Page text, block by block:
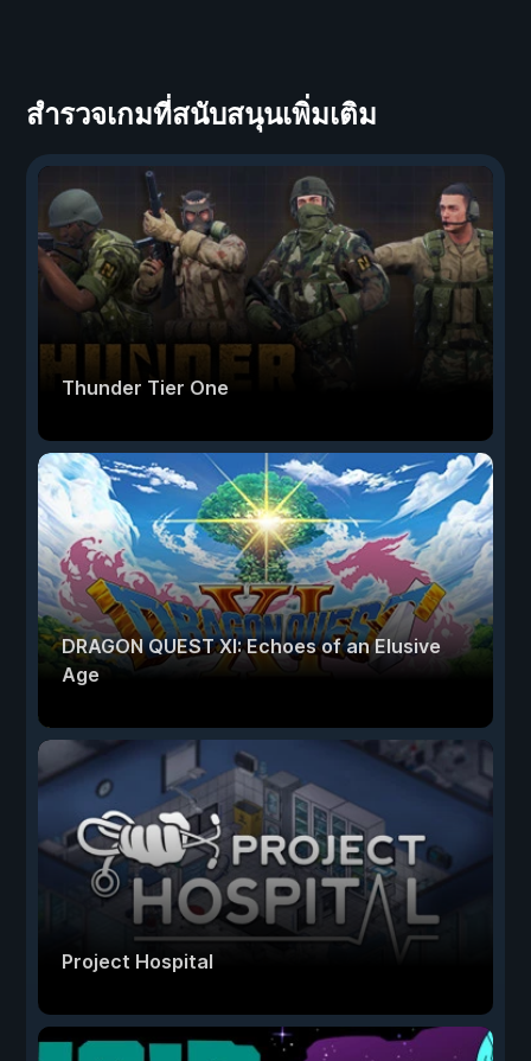
สำรวจเกมที่สนับสนุนเพิ่มเติม
Thunder Tier One
DRAGON QUEST XI: Echoes of an Elusive
Age
Project Hospital